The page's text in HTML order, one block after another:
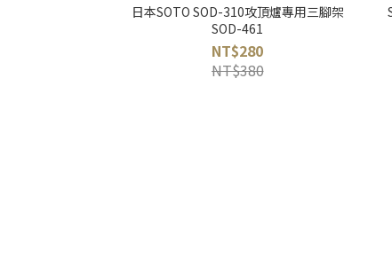
日本SOTO SOD-310攻頂爐專用三腳架
SOD-461
NT$280
NT$380